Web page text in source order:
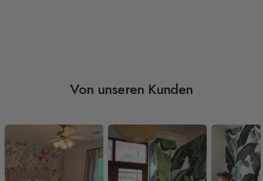
Von unseren Kunden